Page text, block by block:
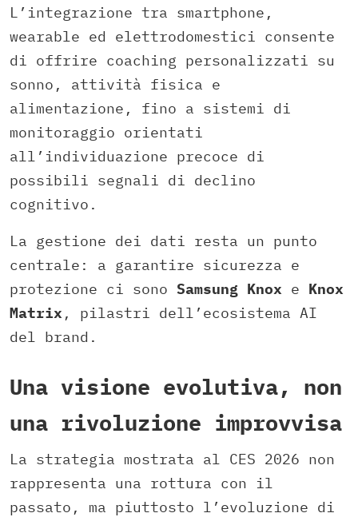
L’integrazione tra smartphone,
wearable ed elettrodomestici consente
di offrire coaching personalizzati su
sonno, attività fisica e
alimentazione, fino a sistemi di
monitoraggio orientati
all’individuazione precoce di
possibili segnali di declino
cognitivo.
La gestione dei dati resta un punto
centrale: a garantire sicurezza e
protezione ci sono Samsung Knox e Knox
Matrix , pilastri dell’ecosistema AI
del brand.
Una visione evolutiva, non
una rivoluzione improvvisa
La strategia mostrata al CES 2026 non
rappresenta una rottura con il
passato, ma piuttosto l’evoluzione di